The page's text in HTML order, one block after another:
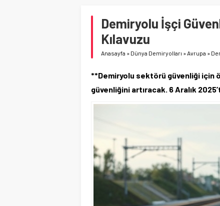
Hitachi Rail’den
Siemens ve
Demiryolu İşçi
Kılavuzu
Anasayfa » Dünya Demiryolları »Avrupa »
**Demiryolu sektörü güvenliği için
güvenliğini artıracak. 6 Aralık